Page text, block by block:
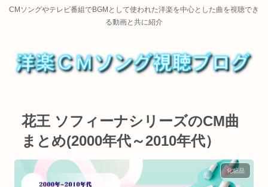
CMソングやテレビ番組でBGMとして使われた洋楽を中心とした曲を視聴でき
る動画と共に紹介
花王 ソフィーナシリーズのCM曲
まとめ(2000年代～2010年代）
化粧品